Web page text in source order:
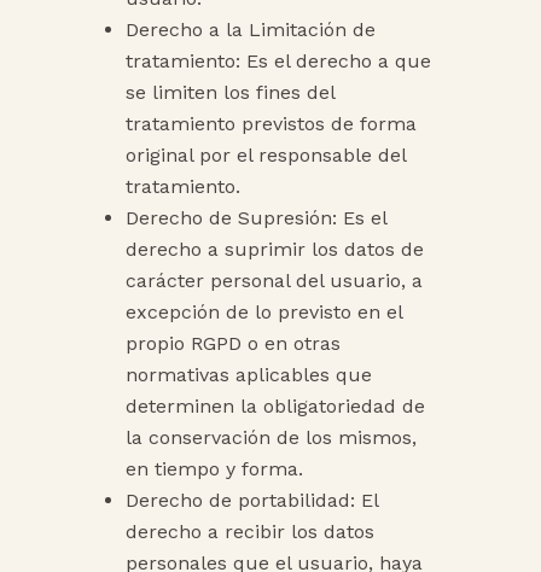
Derecho a la Limitación de
tratamiento: Es el derecho a que
se limiten los fines del
tratamiento previstos de forma
original por el responsable del
tratamiento.
Derecho de Supresión: Es el
derecho a suprimir los datos de
carácter personal del usuario, a
excepción de lo previsto en el
propio RGPD o en otras
normativas aplicables que
determinen la obligatoriedad de
la conservación de los mismos,
en tiempo y forma.
Derecho de portabilidad: El
derecho a recibir los datos
personales que el usuario, haya